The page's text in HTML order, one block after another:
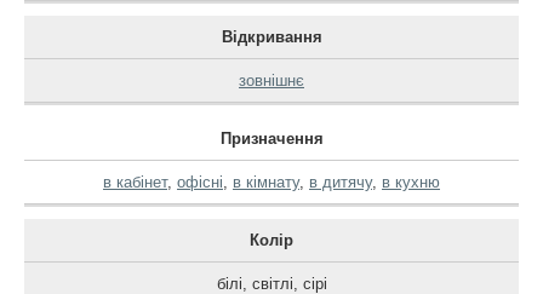
Відкривання
зовнішнє
Призначення
в кабінет, офісні, в кімнату, в дитячу, в кухню
Колір
білі, світлі, сірі